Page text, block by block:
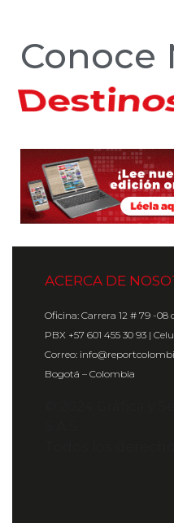
Conoce
Hoteles
ACERCA DE
Oficina: Carrera 12 # 79 -08
PBX +57 601 455 30 93 |
Correo:
Bogotá – Colombia